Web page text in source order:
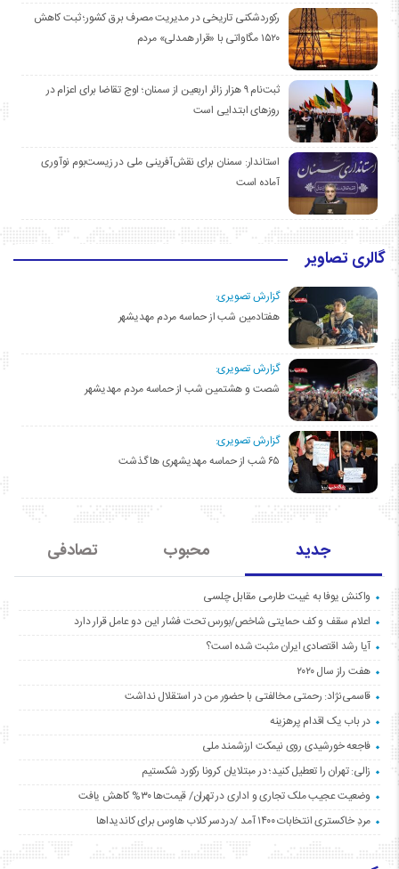
رکوردشکنی تاریخی در مدیریت مصرف برق کشور؛ ثبت کاهش
۱۵۲۰ مگاواتی با «قرار همدلی» مردم
ثبت‌نام ۹ هزار زائر اربعین از سمنان؛ اوج تقاضا برای اعزام در
روزهای ابتدایی است
استاندار: سمنان برای نقش‌آفرینی ملی در زیست‌بوم نوآوری
آماده است
گالری تصاویر
گزارش تصویری:
هفتادمین شب از حماسه مردم مهدیشهر
گزارش تصویری:
شصت و هشتمین شب از حماسه مردم مهدیشهر
گزارش تصویری:
۶۵ شب از حماسه مهدیشهری ها گذشت
جدید محبوب تصادفی
واکنش یوفا به غیبت طارمی مقابل چلسی
اعلام سقف و کف حمایتی شاخص/بورس تحت فشار این دو عامل قرار دارد
آیا رشد اقتصادی ایران مثبت شده است؟
هفت راز سال ۲۰۲۰
قاسمی‌نژاد: رحمتی مخالفتی با حضور من در استقلال نداشت
در باب یک اقدام پرهزینه
فاجعه خورشیدی روی نیمکت ارزشمند ملی
زالی: تهران را تعطیل کنید؛ در مبتلایان کرونا رکورد شکستیم
وضعیت عجیب ملک تجاری و اداری در تهران/ قیمت‌ها ۳۰% کاهش یافت
مردِ خاکستری انتخابات ۱۴۰۰ آمد /دردسر کلاب هاوس برای کاندیداها